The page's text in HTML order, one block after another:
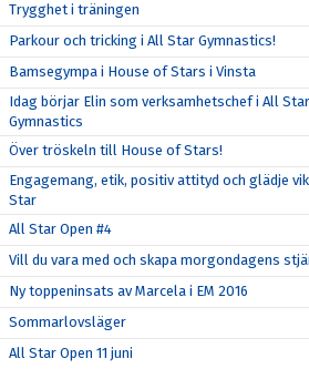
Trygghet i träningen
Parkour och tricking i All Star Gymnastics!
Bamsegympa i House of Stars i Vinsta
Idag börjar Elin som verksamhetschef i All Star
Gymnastics
Över tröskeln till House of Stars!
Engagemang, etik, positiv attityd och glädje
Star
All Star Open #4
Vill du vara med och skapa morgondagens
Ny toppeninsats av Marcela i EM 2016
Sommarlovsläger
All Star Open 11 juni